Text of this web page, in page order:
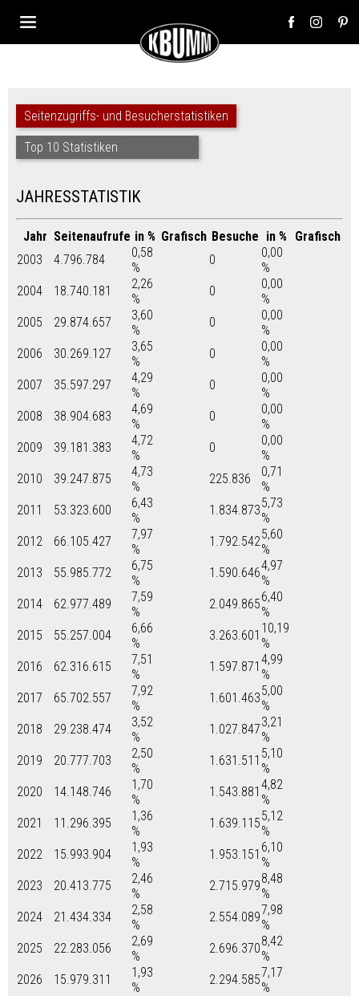
Seitenzugriffs- und Besucherstatistiken
Top 10 Statistiken
JAHRESSTATISTIK
Jahr Seitenaufrufe in % Grafisch Besuche in %
Grafisch
2003
4.796.784
0,58
%
0
0,00
%
2004
18.740.181
2,26
%
0
0,00
%
2005
29.874.657
3,60
%
0
0,00
%
2006
30.269.127
3,65
%
0
0,00
%
2007
35.597.297
4,29
%
0
0,00
%
2008
38.904.683
4,69
%
0
0,00
%
2009
39.181.383
4,72
%
0
0,00
%
2010
39.247.875
4,73
%
225.836
0,71
%
2011
53.323.600
6,43
%
1.834.8735,73
%
2012
66.105.427
7,97
%
1.792.5425,60
%
2013
55.985.772
6,75
%
1.590.6464,97
%
2014
62.977.489
7,59
%
2.049.8656,40
%
2015
55.257.004
6,66
%
3.263.601 10,19
%
2016
62.316.615
7,51
%
1.597.871 4,99
%
2017
65.702.557
7,92
%
1.601.4635,00
%
2018
29.238.474
3,52
%
1.027.8473,21
%
2019
20.777.703
2,50
%
1.631.511 5,10
%
2020
14.148.746
1,70
%
1.543.881 4,82
%
2021
11.296.395
1,36
%
1.639.1155,12
%
2022
15.993.904
1,93
%
1.953.151 6,10
%
2023
20.413.775
2,46
%
2.715.9798,48
%
2024
21.434.334
2,58
%
2.554.0897,98
%
2025
22.283.056
2,69
%
2.696.3708,42
%
2026
15.979.311
1,93
%
2.294.5857,17
%